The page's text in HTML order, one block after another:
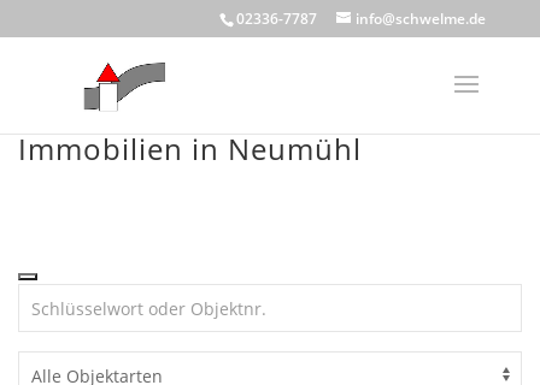
to
02336-7787 info@schwelme.de
Immobilien in Neumühl